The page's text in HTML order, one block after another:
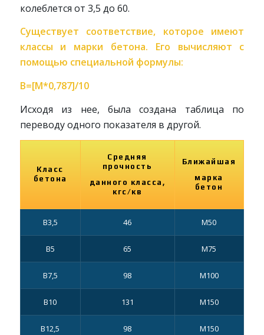
колеблется от 3,5 до 60.
Существует соответствие, которое имеют
классы и марки бетона. Его вычисляют с
помощью специальной формулы:
В=[М*0,787]/10
Исходя из нее, была создана таблица по
переводу одного показателя в другой.
Класс
бетона
Средняя
прочность
данного класса,
кгс/кв
Ближайшая
марка
бетон
В3,5 46 М50
В5 65 М75
В7,5 98 М100
В10 131 М150
В12,5 98 М150